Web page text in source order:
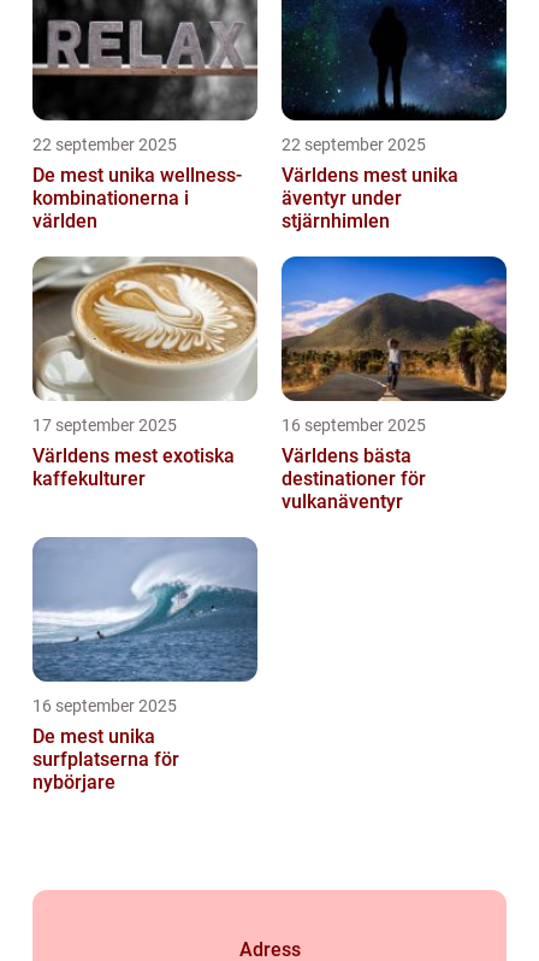
22 september 2025
De mest unika wellness-
kombinationerna i
världen
22 september 2025
Världens mest unika
äventyr under
stjärnhimlen
17 september 2025
Världens mest exotiska
kaffekulturer
16 september 2025
Världens bästa
destinationer för
vulkanäventyr
16 september 2025
De mest unika
surfplatserna för
nybörjare
Adress